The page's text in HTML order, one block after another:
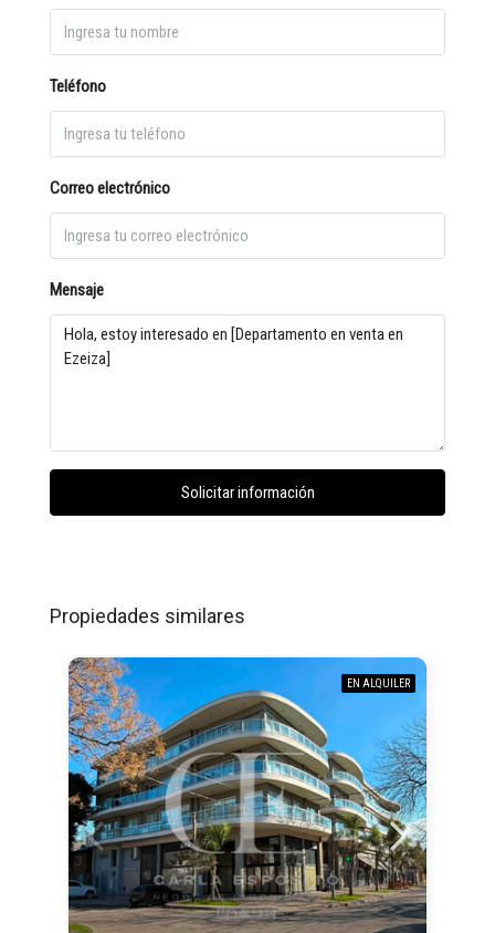
Teléfono
Correo electrónico
Mensaje
Solicitar información
Propiedades similares
EN ALQUILER